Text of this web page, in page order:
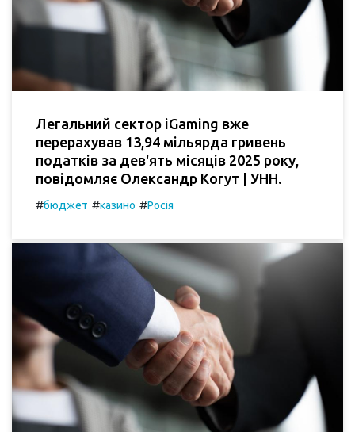
Легальний сектор iGaming вже
перерахував 13,94 мільярда гривень
податків за дев'ять місяців 2025 року,
повідомляє Олександр Когут | УНН.
#бюджет #казино #Росія